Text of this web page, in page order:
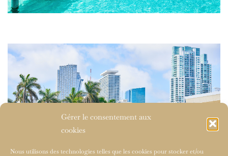
Gérer le consentement aux
cookies
Nous utilisons des technologies telles que les cookies pour stocker et/ou